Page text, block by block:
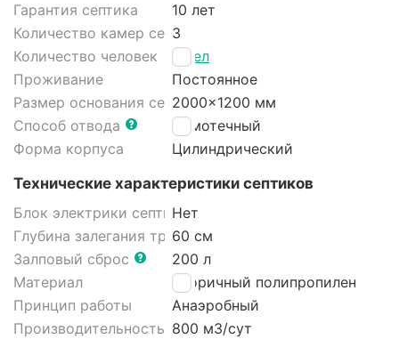
Гарантия септика
10 лет
Количество камер септика
3
Количество человек
4 чел
Проживание
Постоянное
Размер основания септика2000x1200 мм
Способ отвода
Самотечный
Форма корпуса
Цилиндрический
Технические характеристики септиков
Блок электрики септика
Нет
Глубина залегания трубы60 см
Залповый сброс
200 л
Материал
Вторичный полипропилен
Принцип работы
Анаэробный
Производительность 800 м3/cут